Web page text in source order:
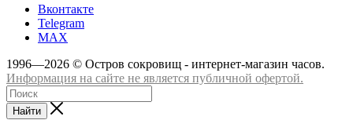
Вконтакте
Telegram
MAX
1996—2026 © Остров сокровищ - интернет-магазин часов.
Информация на сайте не является публичной офертой.
Найти